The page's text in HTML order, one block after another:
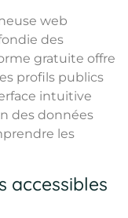
web
des
gratuite offre
profils publics
intuitive
des données
les
accessibles